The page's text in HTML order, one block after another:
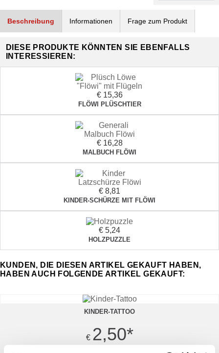
Beschreibung Informationen Frage zum Produkt
DIESE PRODUKTE KÖNNTEN SIE EBENFALLS
INTERESSIEREN:
€ 15,36
FLÖWI PLÜSCHTIER
€ 16,28
MALBUCH FLÖWI
€ 8,81
KINDER-SCHÜRZE MIT FLÖWI
€ 5,24
HOLZPUZZLE
KUNDEN, DIE DIESEN ARTIKEL GEKAUFT HABEN,
HABEN AUCH FOLGENDE ARTIKEL GEKAUFT:
KINDER-TATTOO
€ 2,50*